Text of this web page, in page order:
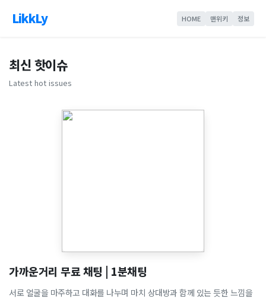
LikkLy HOME 맨위키 정보
최신 핫이슈
Latest hot issues
가까운거리 무료 채팅 | 1분채팅
서로 얼굴을 마주하고 대화를 나누며 마치 상대방과 함께 있는 듯한 느낌을